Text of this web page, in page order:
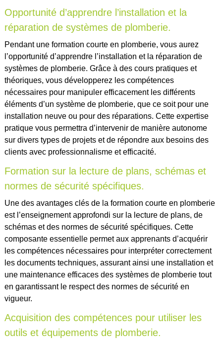
Opportunité d’apprendre l’installation et la
réparation de systèmes de plomberie.
Pendant une formation courte en plomberie, vous aurez
l’opportunité d’apprendre l’installation et la réparation de
systèmes de plomberie. Grâce à des cours pratiques et
théoriques, vous développerez les compétences
nécessaires pour manipuler efficacement les différents
éléments d’un système de plomberie, que ce soit pour une
installation neuve ou pour des réparations. Cette expertise
pratique vous permettra d’intervenir de manière autonome
sur divers types de projets et de répondre aux besoins des
clients avec professionnalisme et efficacité.
Formation sur la lecture de plans, schémas et
normes de sécurité spécifiques.
Une des avantages clés de la formation courte en plomberie
est l’enseignement approfondi sur la lecture de plans, de
schémas et des normes de sécurité spécifiques. Cette
composante essentielle permet aux apprenants d’acquérir
les compétences nécessaires pour interpréter correctement
les documents techniques, assurant ainsi une installation et
une maintenance efficaces des systèmes de plomberie tout
en garantissant le respect des normes de sécurité en
vigueur.
Acquisition des compétences pour utiliser les
outils et équipements de plomberie.